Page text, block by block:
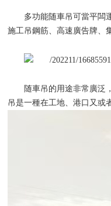
多功能随車吊可當平闆
施工吊鋼筋、高速廣告牌、
随車吊的用途非常廣泛
吊是一種在工地、港口又或